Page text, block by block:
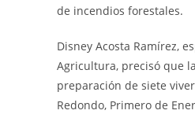
de incendios forestales.
Disney Acosta Ramírez,
Agricultura, precisó que
preparación de siete
Redondo, Primero de